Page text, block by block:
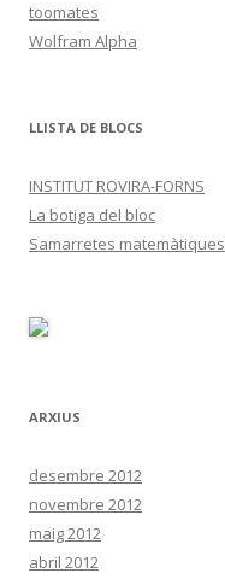
toomates
Wolfram Alpha
LLISTA DE BLOCS
INSTITUT ROVIRA-FORNS
La botiga del bloc
Samarretes
ARXIUS
desembre 2012
novembre 2012
maig 2012
abril 2012